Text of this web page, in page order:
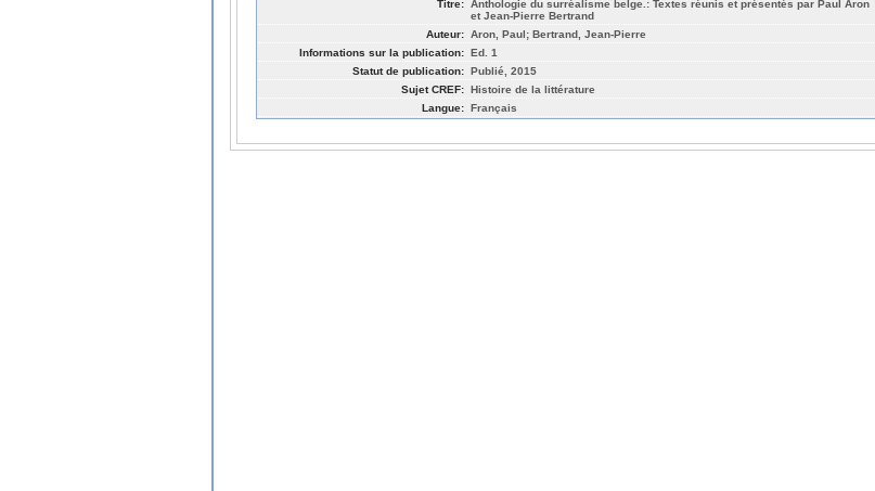
Titre: Anthologie du surréalisme belge.: Textes réunis et présentés par Paul Aron
et Jean-Pierre Bertrand
Auteur: Aron, Paul; Bertrand, Jean-Pierre
Informations sur la publication: Ed. 1
Statut de publication: Publié, 2015
Sujet CREF: Histoire de la littérature
Langue: Français